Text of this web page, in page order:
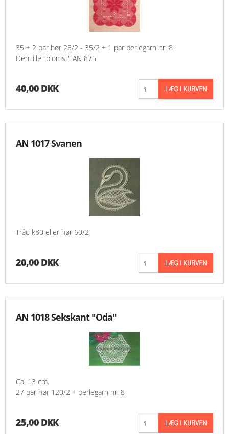
35 + 2 par hør 28/2 - 35/2 + 1 par perlegarn nr. 8
Den lille "blomst" AN 875
40,00 DKK
AN 1017 Svanen
Tråd k80 eller hør 60/2
20,00 DKK
AN 1018 Sekskant "Oda"
Ca. 13 cm.
27 par hør 120/2 + perlegarn nr. 8
25,00 DKK